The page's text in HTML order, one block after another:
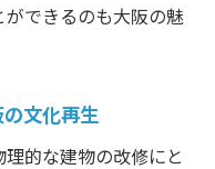
できるのも大阪の魅
文化再生
的な建物の改修にと